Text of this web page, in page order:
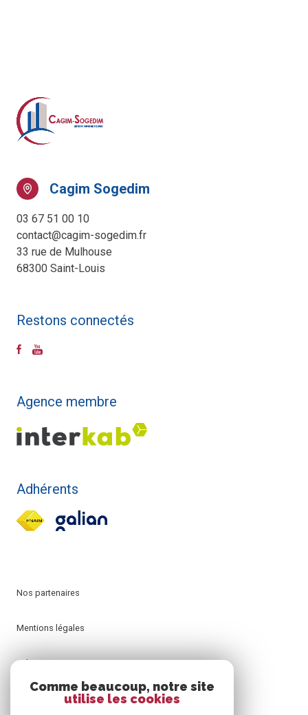
Cagim Sogedim
03 67 51 00 10
contact@cagim-sogedim.fr
33 rue de Mulhouse
68300 Saint-Louis
Restons connectés
Agence membre
Adhérents
Nos partenaires
Mentions légales
Admin
Nos honoraires
Comme beaucoup, notre site
utilise les cookies